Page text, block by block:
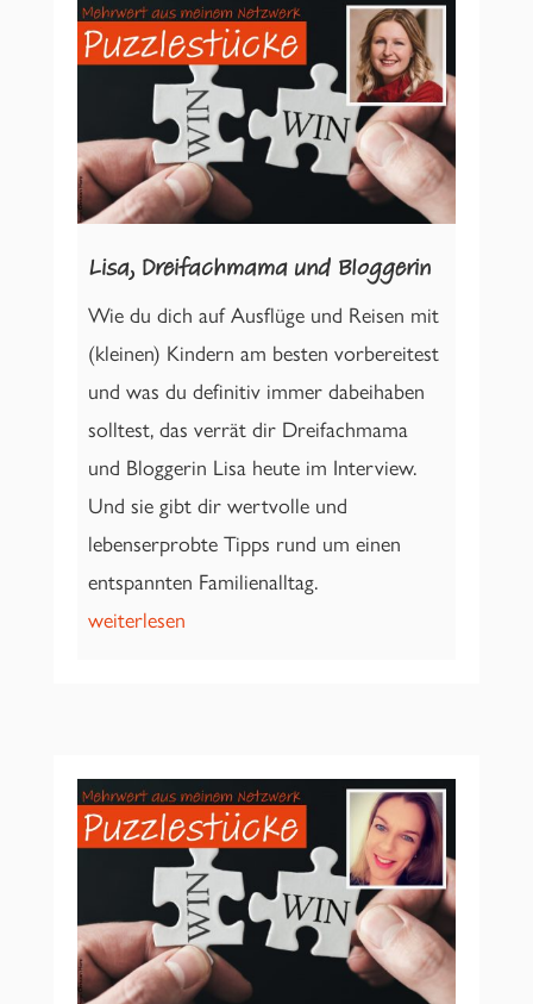
Lisa, Dreifachmama und Bloggerin
Wie du dich auf Ausflüge und Reisen mit
(kleinen) Kindern am besten vorbereitest
und was du definitiv immer dabeihaben
solltest, das verrät dir Dreifachmama
und Bloggerin Lisa heute im Interview.
Und sie gibt dir wertvolle und
lebenserprobte Tipps rund um einen
entspannten Familienalltag.
weiterlesen